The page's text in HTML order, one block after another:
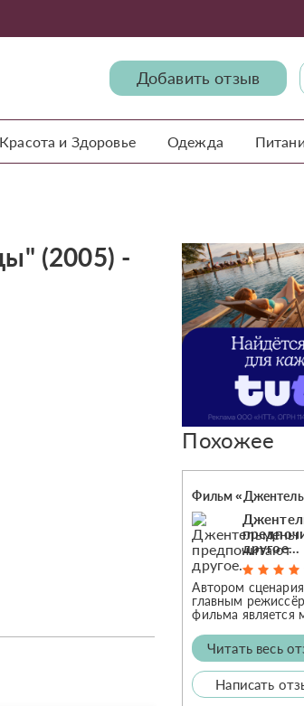
Добавить отзыв
Красота и Здоровье Одежда
(2005) -
Похожее
Фильм
другое...
Автором
главным
фильма является
Читать весь
Написать